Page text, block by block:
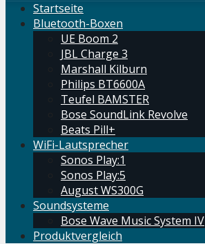
Startseite
Bluetooth-Boxen
UE Boom 2
JBL Charge 3
Marshall Kilburn
Philips BT6600A
Teufel BAMSTER
Bose SoundLink Revolve
Beats Pill+
WiFi-Lautsprecher
Sonos Play:1
Sonos Play:5
August WS300G
Soundsysteme
Bose Wave Music System IV
Produktvergleich